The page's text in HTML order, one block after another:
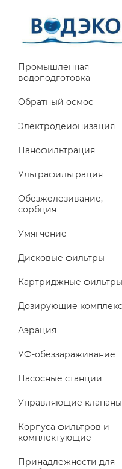
Промышленная
водоподготовка
Обратный осмос
Электродеионизация
Нанофильтрация
Ультрафильтрация
Обезжелезивание,
сорбция
Умягчение
Дисковые фильтры
Картриджные фильтры
Дозирующие
Аэрация
УФ-обеззараживание
Насосные станции
Управляющие клапаны
Корпуса фильтров и
комплектующие
Принадлежности для